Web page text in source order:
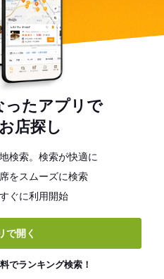
ったアプリで
店探し
検索。検索が快適に
をスムーズに検索
ぐに利用開始
で開く
でランキング検索！